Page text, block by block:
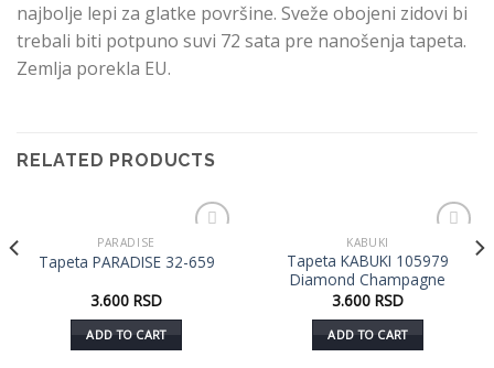
najbolje lepi za glatke površine. Sveže obojeni zidovi bi
trebali biti potpuno suvi 72 sata pre nanošenja tapeta.
Zemlja porekla EU.
RELATED PRODUCTS
u listu
PARADISE
Tapeta PARADISE 32-659
3.600 RSD
ADD TO CART
u listu
želja
KABUKI
Tapeta KABUKI 105979
Diamond Champagne
3.600 RSD
ADD TO CART